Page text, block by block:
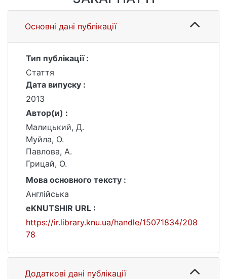
Основні дані публікації
Тип публікації :
Стаття
Дата випуску :
2013
Автор(и) :
Малицький, Д.
Муйла, О.
Павлова, А.
Грицай, О.
Мова основного тексту :
Англійська
eKNUTSHIR URL :
https://ir.library.knu.ua/handle/15071834/208
78
Додаткові дані публікації